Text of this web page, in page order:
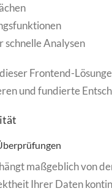
schnelle Analysen
Frontend-
und fundierte
maßgeblich von
Ihrer Daten